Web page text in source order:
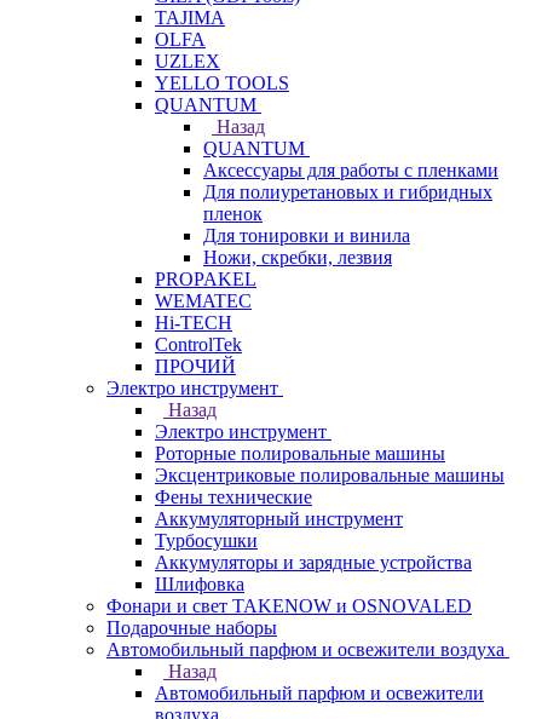
TAJIMA
OLFA
UZLEX
YELLO TOOLS
QUANTUM
Назад
QUANTUM
Аксессуары для работы с пленками
Для полиуретановых и гибридных
пленок
Для тонировки и винила
Ножи, скребки, лезвия
PROPAKEL
WEMATEC
Hi-TECH
ControlTek
ПРОЧИЙ
Электро инструмент
Назад
Электро инструмент
Роторные полировальные машины
Эксцентриковые полировальные машины
Фены технические
Аккумуляторный инструмент
Турбосушки
Аккумуляторы и зарядные устройства
Шлифовка
Фонари и свет TAKENOW и OSNOVALED
Подарочные наборы
Автомобильный парфюм и освежители воздуха
Назад
Автомобильный парфюм и освежители
воздуха